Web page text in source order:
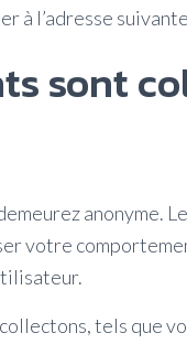
à l’adresse
sont
anonyme.
votre
tels que